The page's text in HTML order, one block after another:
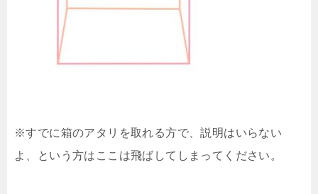
※すでに箱のアタリを取れる方で、説明はいらない
よ、という方はここは飛ばしてしまってください。